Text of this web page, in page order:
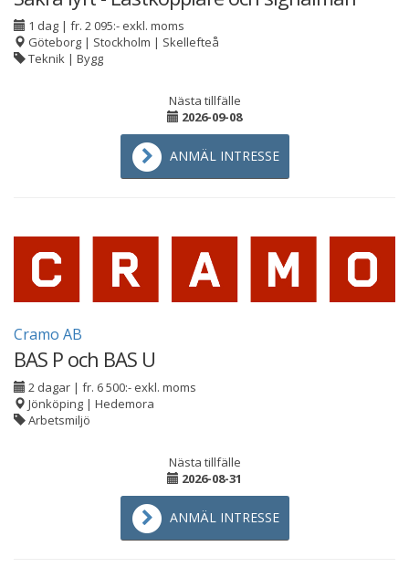
1 dag | fr. 2 095:- exkl. moms
Göteborg | Stockholm | Skellefteå
Teknik | Bygg
Nästa tillfälle
2026-09-08
ANMÄL INTRESSE
Cramo AB
BAS P och BAS U
2 dagar | fr. 6 500:- exkl. moms
Jönköping | Hedemora
Arbetsmiljö
Nästa tillfälle
2026-08-31
ANMÄL INTRESSE